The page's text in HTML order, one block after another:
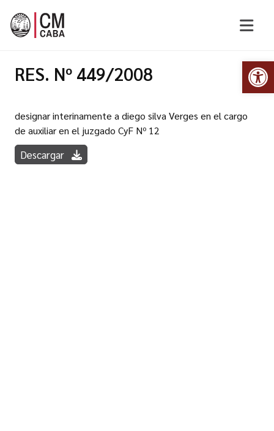
RES. Nº 449/2008
designar interinamente a diego silva Verges en el cargo
de auxiliar en el juzgado CyF Nº 12
Descargar